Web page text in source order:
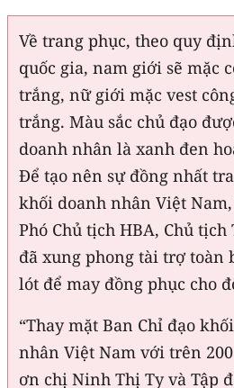
Về trang phục, theo quy
quốc gia, nam giới sẽ mặc
trắng, nữ giới mặc vest
trắng. Màu sắc chủ đạo
doanh nhân là xanh đen
Để tạo nên sự đồng nhất
khối doanh nhân Việt
Phó Chủ tịch HBA, Chủ tịch
đã xung phong tài trợ toàn
lót để may đồng phục cho
“Thay mặt Ban Chỉ đạo
nhân Việt Nam với trên
ơn chị Ninh Thị Ty và Tập